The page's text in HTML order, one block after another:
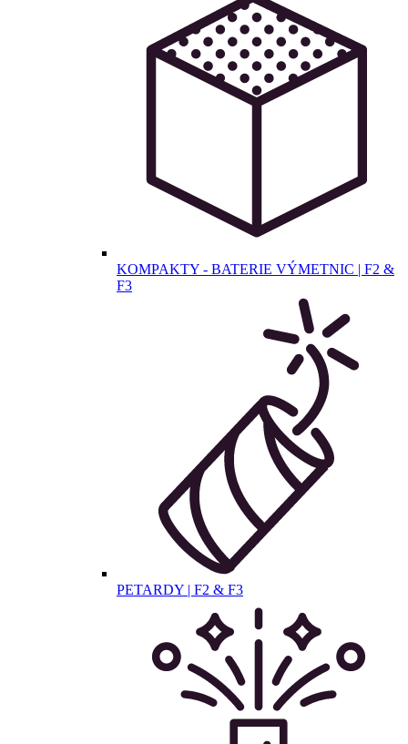
KOMPAKTY - BATERIE VÝMETNIC | F2 &
F3
PETARDY | F2 & F3